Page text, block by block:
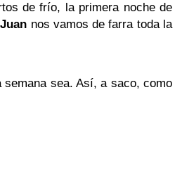
de frío, la primera noche de
nos vamos de farra toda la
semana sea. Así, a saco, como